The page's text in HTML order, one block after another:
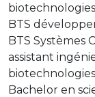
biotechnologies
BTS
BTS Systèmes
assistant
biotechnologies
Bachelor en